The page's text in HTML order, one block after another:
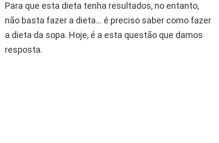
Para que esta dieta tenha resultados, no entanto,
não basta fazer a dieta… é preciso saber como fazer
a dieta da sopa. Hoje, é a esta questão que damos
resposta.